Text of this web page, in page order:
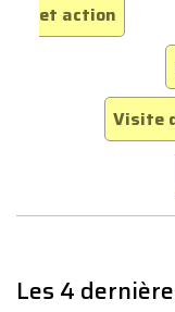
et action
Visite
Les 4